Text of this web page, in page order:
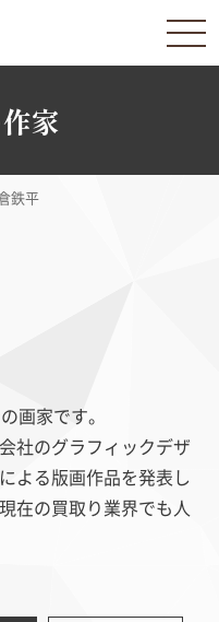
家
鉄平
画家です。
社のグラフィックデザ
よる版画作品を発表し
在の買取り業界でも人